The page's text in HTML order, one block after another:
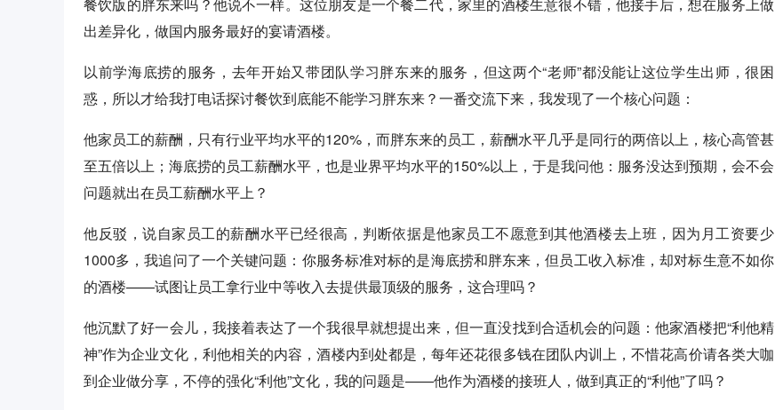
出差异化，做国内服务最好的宴请酒楼。
以前学海底捞的服务，去年开始又带团队学习胖东来的服务，但这两个“老师”都没能让这位学生出师，很困
惑，所以才给我打电话探讨餐饮到底能不能学习胖东来？一番交流下来，我发现了一个核心问题：
他家员工的薪酬，只有行业平均水平的120%，而胖东来的员工，薪酬水平几乎是同行的两倍以上，核心高管甚
至五倍以上；海底捞的员工薪酬水平，也是业界平均水平的150%以上，于是我问他：服务没达到预期，会不会
问题就出在员工薪酬水平上？
他反驳，说自家员工的薪酬水平已经很高，判断依据是他家员工不愿意到其他酒楼去上班，因为月工资要少
1000多，我追问了一个关键问题：你服务标准对标的是海底捞和胖东来，但员工收入标准，却对标生意不如你
的酒楼——试图让员工拿行业中等收入去提供最顶级的服务，这合理吗？
他沉默了好一会儿，我接着表达了一个我很早就想提出来，但一直没找到合适机会的问题：他家酒楼把“利他精
神”作为企业文化，利他相关的内容，酒楼内到处都是，每年还花很多钱在团队内训上，不惜花高价请各类大咖
到企业做分享，不停的强化“利他”文化，我的问题是——他作为酒楼的接班人，做到真正的“利他”了吗？